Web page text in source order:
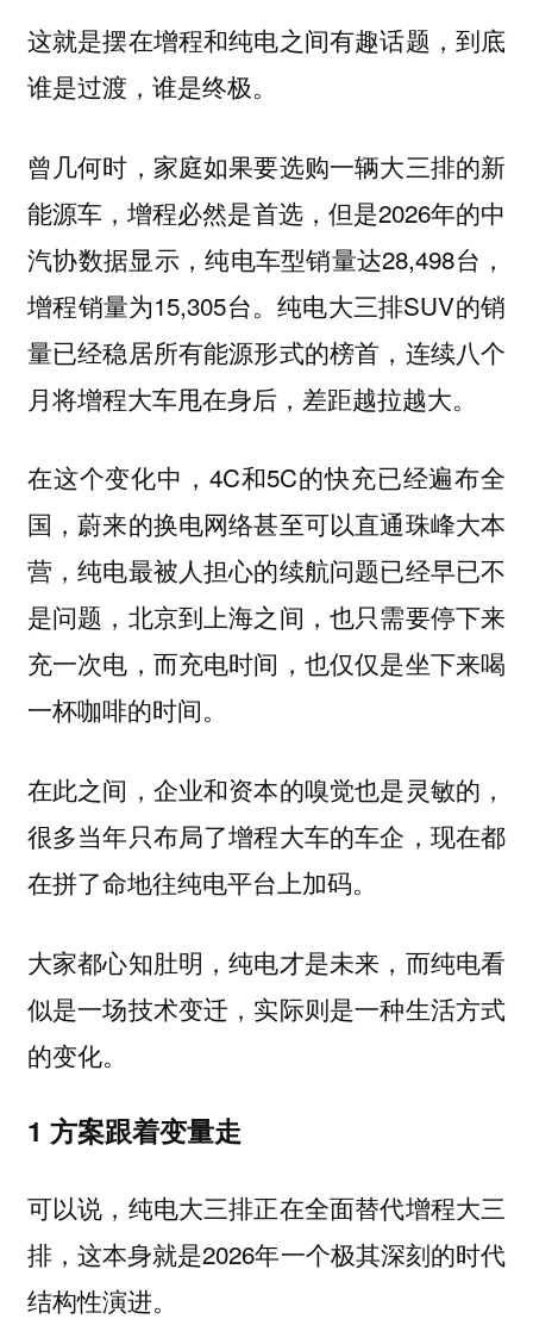
这就是摆在增程和纯电之间有趣话题，到底
谁是过渡，谁是终极。
曾几何时，家庭如果要选购一辆大三排的新
能源车，增程必然是首选，但是2026年的中
汽协数据显示，纯电车型销量达28,498台，
增程销量为15,305台。纯电大三排SUV的销
量已经稳居所有能源形式的榜首，连续八个
月将增程大车甩在身后，差距越拉越大。
在这个变化中，4C和5C的快充已经遍布全
国，蔚来的换电网络甚至可以直通珠峰大本
营，纯电最被人担心的续航问题已经早已不
是问题，北京到上海之间，也只需要停下来
充一次电，而充电时间，也仅仅是坐下来喝
一杯咖啡的时间。
在此之间，企业和资本的嗅觉也是灵敏的，
很多当年只布局了增程大车的车企，现在都
在拼了命地往纯电平台上加码。
大家都心知肚明，纯电才是未来，而纯电看
似是一场技术变迁，实际则是一种生活方式
的变化。
1 方案跟着变量走
可以说，纯电大三排正在全面替代增程大三
排，这本身就是2026年一个极其深刻的时代
结构性演进。